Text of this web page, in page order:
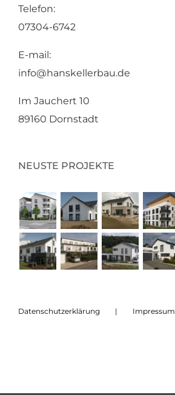
Telefon:
07304-6742
E-mail:
info@hanskellerbau.de
Im Jauchert 10
89160 Dornstadt
NEUSTE PROJEKTE
Datenschutzerklärung Impressum